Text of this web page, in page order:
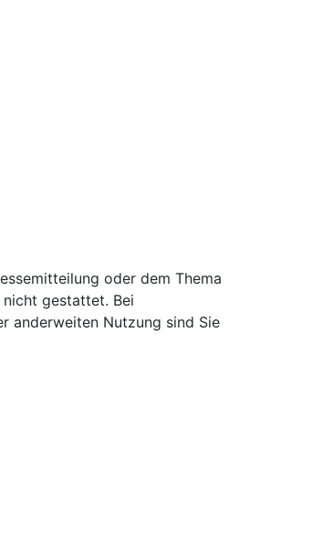
oder dem Thema
gestattet. Bei
anderweiten Nutzung sind Sie